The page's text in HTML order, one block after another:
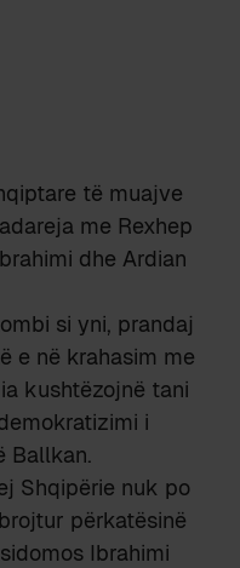
të muajve
me Rexhep
dhe Ardian
si yni, prandaj
e në krahasim me
kushtëzojnë tani
i
Ballkan.
Shqipërie nuk po
përkatësinë
Ibrahimi